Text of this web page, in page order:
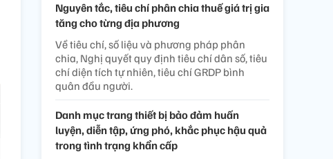
Nguyên tắc, tiêu chí phân chia thuế giá trị gia
tăng cho từng địa phương
Về tiêu chí, số liệu và phương pháp phân
chia, Nghị quyết quy định tiêu chí dân số, tiêu
chí diện tích tự nhiên, tiêu chí GRDP bình
quân đầu người.
Danh mục trang thiết bị bảo đảm huấn
luyện, diễn tập, ứng phó, khắc phục hậu quả
trong tình trạng khẩn cấp